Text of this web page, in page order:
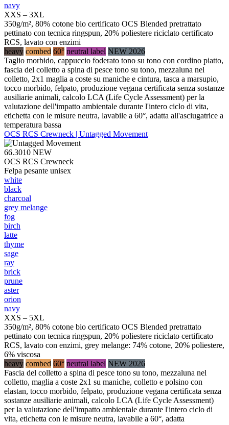
navy
XXS – 3XL
350g/m², 80% cotone bio certificato OCS Blended pretrattato
pettinato con tecnica ringspun, 20% poliestere riciclato certificato
RCS, lavato con enzimi
heavy combed 60° neutral label NEW 2026
Taglio morbido, cappuccio foderato tono su tono con cordino piatto,
fascia del colletto a spina di pesce tono su tono, mezzaluna nel
colletto, 2x1 maglia a coste su maniche e cintura, tasca a marsupio,
tocco morbido, felpato, produzione vegana certificata senza sostanze
ausiliarie animali, calcolo LCA (Life Cycle Assessment) per la
valutazione dell'impatto ambientale durante l'intero ciclo di vita,
etichetta con le misure neutra, lavabile a 60°, adatta all'asciugatrice a
temperatura bassa
OCS RCS Crewneck | Untagged Movement
66.3010 NEW
OCS RCS Crewneck
Felpa pesante unisex
white
black
charcoal
grey melange
fog
birch
latte
thyme
sage
ray
brick
prune
aster
orion
navy
XXS – 5XL
350g/m², 80% cotone bio certificato OCS Blended pretrattato
pettinato con tecnica ringspun, 20% poliestere riciclato certificato
RCS, lavato con enzimi, grey melange: 74% cotone, 20% poliestere,
6% viscosa
heavy combed 60° neutral label NEW 2026
Fascia del colletto a spina di pesce tono su tono, mezzaluna nel
colletto, maglia a coste 2x1 su maniche, colletto e polsino con
elastan, tocco morbido, felpato, produzione vegana certificata senza
sostanze ausiliarie animali, calcolo LCA (Life Cycle Assessment)
per la valutazione dell'impatto ambientale durante l'intero ciclo di
vita, etichetta con le misure neutra, lavabile a 60°, adatta